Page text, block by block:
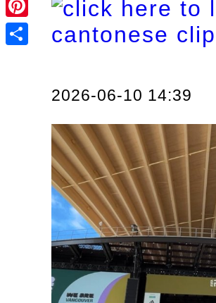
Pinterest
2026-06-10 14:39